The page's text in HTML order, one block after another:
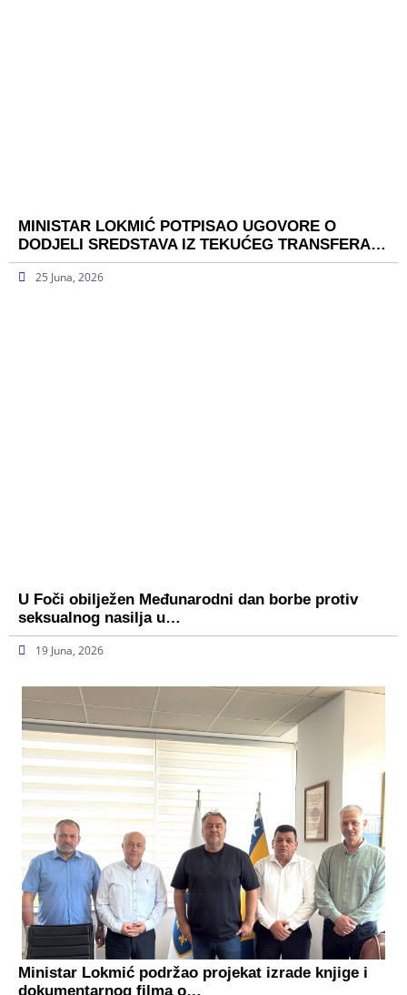
MINISTAR LOKMIĆ POTPISAO UGOVORE O
DODJELI SREDSTAVA IZ TEKUĆEG TRANSFERA…
25 Juna, 2026
U Foči obilježen Međunarodni dan borbe protiv
seksualnog nasilja u…
19 Juna, 2026
Ministar Lokmić podržao projekat izrade knjige i
dokumentarnog filma o…